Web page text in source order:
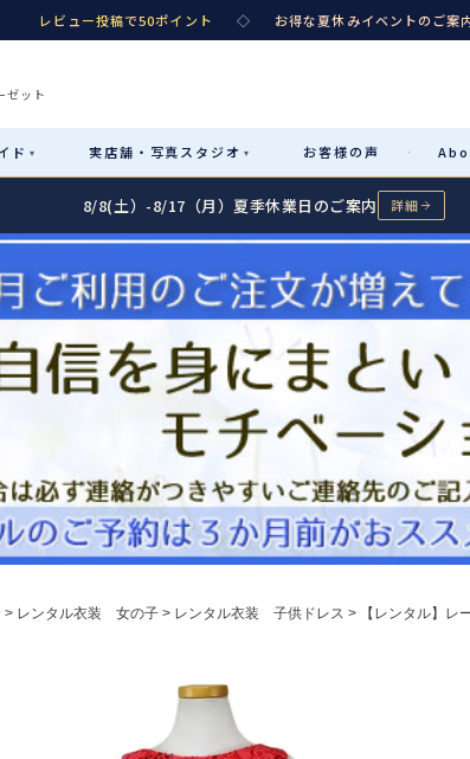
レビュー投稿で50ポイント ◇ お得な夏休みイベントのご案
ゼット
ド ▾ 実店舗・ 写真スタジオ ▾ お客様の声 ·
カテゴリ詳細→ サイズで選ぶ→
パニエ
Sale販売
コスチューム
アクセサリー
性別・サイズで絞り込む→
Graduation & Entrance
Rentalレンタル
04 レンタルのご案内
予約・配送・返却・料金
レンタルの流れ
06 あんしんパック
汚れ・キズ・破損の補償
8/8(土）-8/17（月）夏季休業日のご案内 詳細
レンタル衣装 女の子 レンタル衣装 子供ドレス 【レンタル】